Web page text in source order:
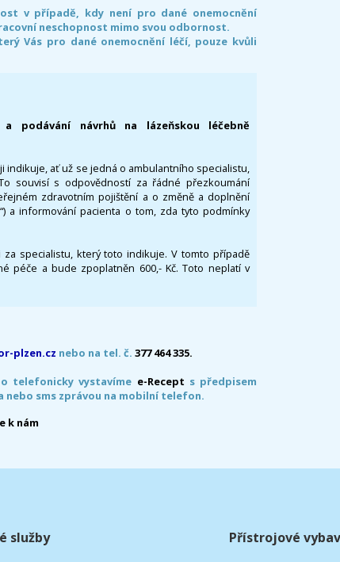
v případě, kdy není pro dané onemocnění
neschopnost mimo svou odbornost.
Vás pro dané onemocnění léčí, pouze kvůli
podávání návrhů na lázeňskou léčebně
indikuje, ať už se jedná o ambulantního specialistu,
souvisí s odpovědností za řádné přezkoumání
zdravotním pojištění a o změně a doplnění
a informování pacienta o tom, zda tyto podmínky
specialistu, který toto indikuje. V tomto případě
péče a bude zpoplatněn 600,- Kč. Toto neplatí v
plzen.cz nebo na tel. č. 377 464 335.
telefonicky vystavíme e-Recept s předpisem
nebo sms zprávou na mobilní telefon.
k nám
služby Přístrojové